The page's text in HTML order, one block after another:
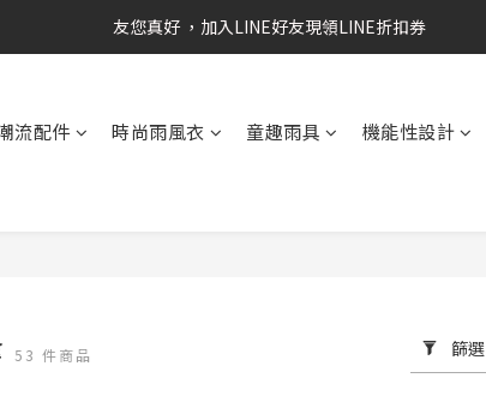
RAINSTORY會員招募中   加入會員即贈送購物金50元
友您真好 ，加入LINE好友現領LINE折扣券
流配件 時尚雨風衣 童趣雨具 機能性設計
53 件商品 篩選